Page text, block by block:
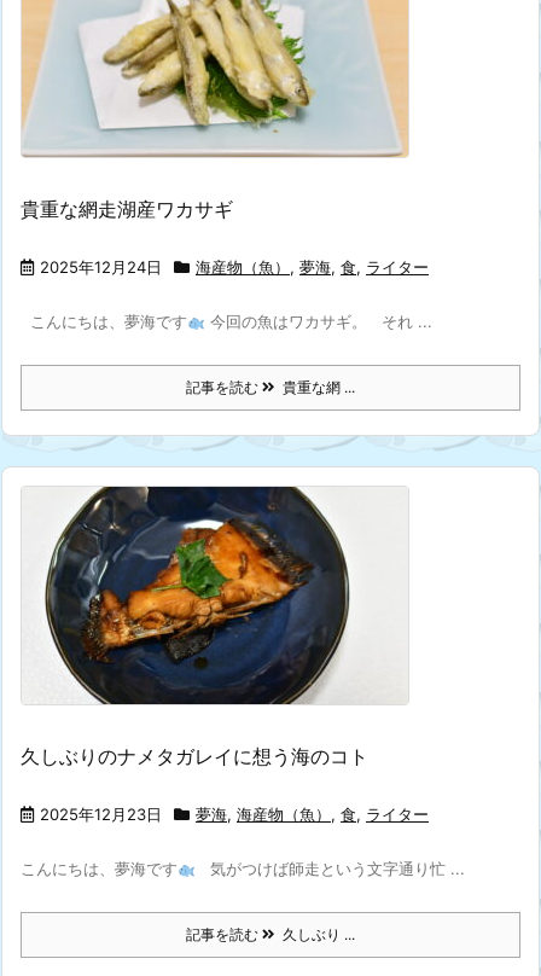
貴重な網走湖産ワカサギ
2025年12月24日 海産物（魚） , 夢海, 食, ライター
こんにちは、夢海です 今回の魚はワカサギ。 それ ...
記事を読む 貴重な網 ...
久しぶりのナメタガレイに想う海のコト
2025年12月23日 夢海, 海産物（魚） , 食, ライター
こんにちは、夢海です 気がつけば師走という文字通り忙 ...
記事を読む 久しぶり ...